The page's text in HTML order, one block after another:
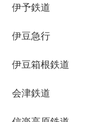
伊予鉄道
伊豆急行
伊豆箱根鉄道
会津鉄道